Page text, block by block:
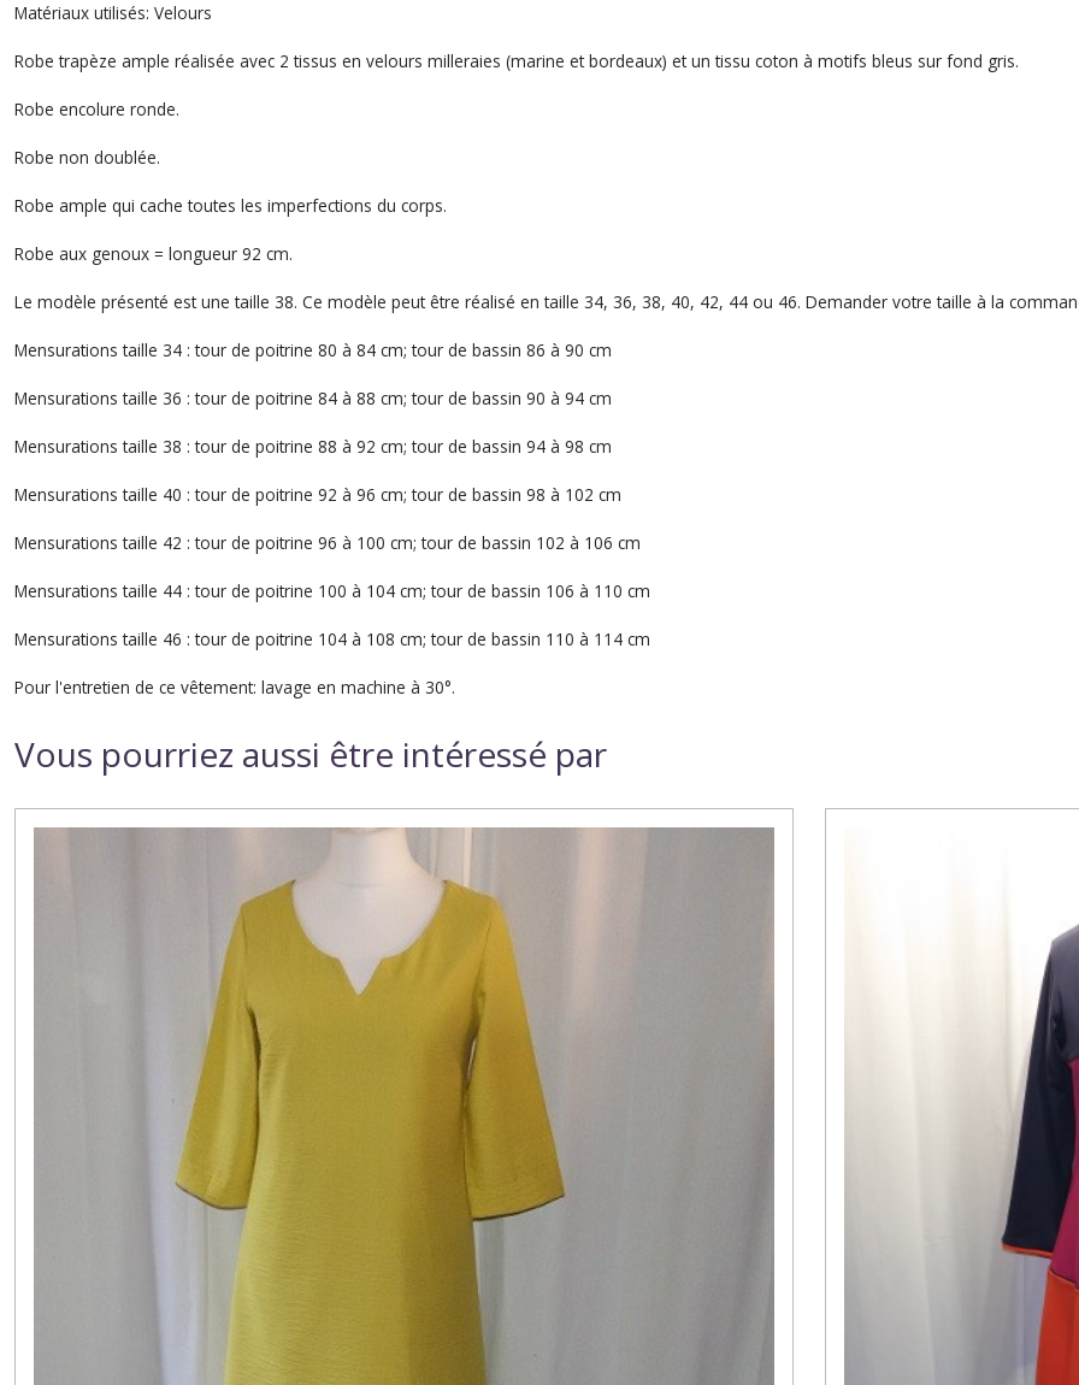
Matériaux utilisés: Velours
Robe trapèze ample réalisée avec 2 tissus en velours milleraies (marine et bordeaux) et un tissu coton à motifs bleus sur fond gris.
Robe encolure ronde.
Robe non doublée.
Robe ample qui cache toutes les imperfections du corps.
Robe aux genoux = longueur 92 cm.
Le modèle présenté est une taille 38. Ce modèle peut être réalisé en taille 34, 36, 38, 40, 42, 44 ou 46. Demander votre taille à la
Mensurations taille 34 : tour de poitrine 80 à 84 cm; tour de bassin 86 à 90 cm
Mensurations taille 36 : tour de poitrine 84 à 88 cm; tour de bassin 90 à 94 cm
Mensurations taille 38 : tour de poitrine 88 à 92 cm; tour de bassin 94 à 98 cm
Mensurations taille 40 : tour de poitrine 92 à 96 cm; tour de bassin 98 à 102 cm
Mensurations taille 42 : tour de poitrine 96 à 100 cm; tour de bassin 102 à 106 cm
Mensurations taille 44 : tour de poitrine 100 à 104 cm; tour de bassin 106 à 110 cm
Mensurations taille 46 : tour de poitrine 104 à 108 cm; tour de bassin 110 à 114 cm
Pour l'entretien de ce vêtement: lavage en machine à 30°.
Vous pourriez aussi être intéressé par